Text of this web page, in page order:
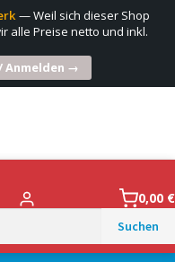
— Weil sich dieser Shop
alle Preise netto und inkl.
Anmelden →
0,00 €